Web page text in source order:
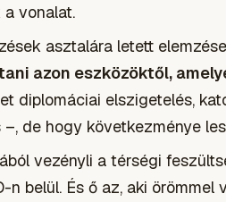
vonalat.
asztalára letett
azon eszközöktől,
diplomáciai elszigetelés,
de hogy következménye
vezényli a térségi
belül. És ő az, aki örömmel